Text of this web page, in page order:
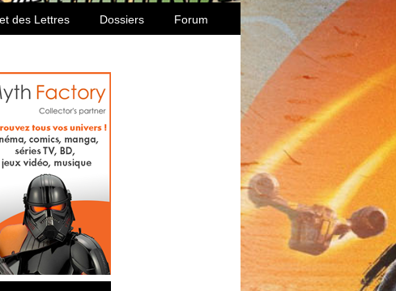
des Lettres Dossiers Forum